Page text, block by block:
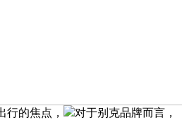
行的焦点，
对于别克品牌而言，